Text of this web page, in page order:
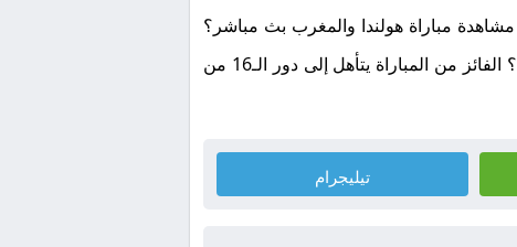
صباحًا بتوقيت مكة المكرمة واليمن ضمن منافسات دور الـ32. أين يمكن مشاهدة مباراة هولندا والمغرب بث مباشر؟
يمكن متابعة البث المباشر عبر الصفحة المخصصة للمباراة على موقعك فور انطلاق اللقاء. ما أهمية المباراة؟ الفائز من المباراة يتأهل إلى دور الـ16 من
تيليجرام